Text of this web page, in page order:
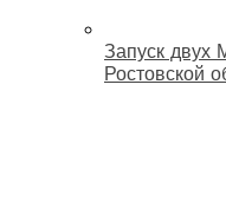
Запуск двух
Ростовской